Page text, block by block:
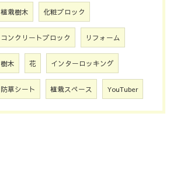
植栽樹木 化粧ブロック
コンクリートブロック リフォーム
樹木 花 インターロッキング
防草シート 植栽スペース YouTuber